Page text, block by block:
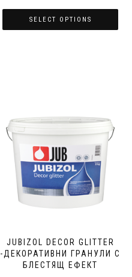
SELECT OPTIONS
JUBIZOL DECOR GLITTER
-ДЕКОРАТИВНИ ГРАНУЛИ С
БЛЕСТЯЩ ЕФЕКТ